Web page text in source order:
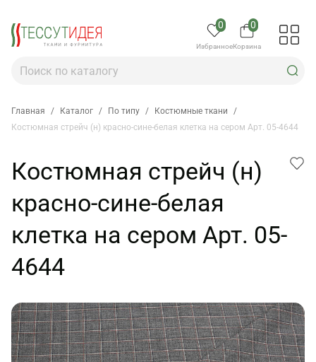
0
Избранное
0
Корзина
Главная / Каталог / По типу / Костюмные ткани
/
Костюмная стрейч (н) красно-сине-белая клетка на сером Арт. 05-4644
Костюмная стрейч (н)
красно-сине-белая
клетка на сером Арт. 05-
4644